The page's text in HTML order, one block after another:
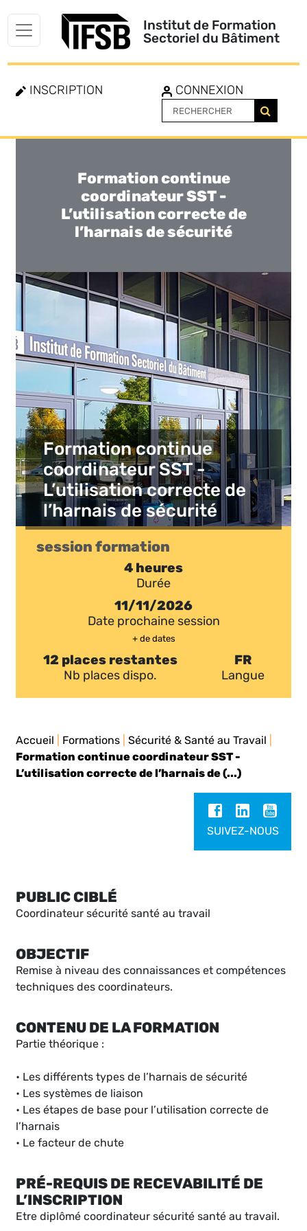
Institut de Formation
Sectoriel du Bâtiment
INSCRIPTION CONNEXION
navigation
Formation continue
coordinateur SST -
L’utilisation correcte de
l’harnais de sécurité
Formation continue
coordinateur SST -
L’utilisation correcte de
l’harnais de sécurité
session formation
4 heures
Durée
11/11/2026
Date prochaine session
+ de dates
12 places restantes
Nb places dispo.
FR
Langue
Accueil Formations |Sécurité & Santé au Travail
Formation continue coordinateur SST -
L’utilisation correcte de l’harnais de (...)
SUIVEZ-NOUS
PUBLIC CIBLÉ
Coordinateur sécurité santé au travail
OBJECTIF
Remise à niveau des connaissances et compétences
techniques des coordinateurs.
CONTENU DE LA FORMATION
Partie théorique :
• Les différents types de l’harnais de sécurité
• Les systèmes de liaison
• Les étapes de base pour l’utilisation correcte de
l’harnais
• Le facteur de chute
PRÉ-REQUIS DE RECEVABILITÉ DE
L’INSCRIPTION
Etre diplômé coordinateur sécurité santé au travail.